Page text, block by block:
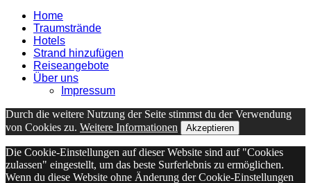
Home
Traumstrände
Hotels
Strand hinzufügen
Reiseangebote
Über uns
Impressum
Durch die weitere Nutzung der Seite stimmst du der Verwendung
von Cookies zu. Weitere Informationen Akzeptieren
Die Cookie-Einstellungen auf dieser Website sind auf "Cookies
zulassen" eingestellt, um das beste Surferlebnis zu ermöglichen.
Wenn du diese Website ohne Änderung der Cookie-Einstellungen